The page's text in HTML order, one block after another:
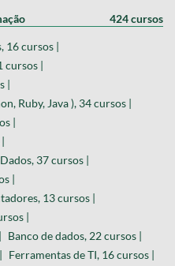
424 cursos
16 cursos |
cursos |
|
Ruby, Java ), 34 cursos |
|
37 cursos |
|
13 cursos |
|
Banco de dados, 22 cursos |
Ferramentas de TI, 16 cursos |